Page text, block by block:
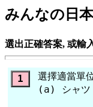
みんなの日
選出正確答案, 或輸
1
選擇適當單
(a) シャ